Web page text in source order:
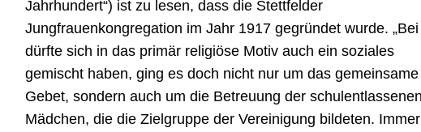
Jahrhundert“) ist zu lesen, dass die Stettfelder
Jungfrauenkongregation im Jahr 1917 gegründet wurde.
dürfte sich in das primär religiöse Motiv auch ein soziales
gemischt haben, ging es doch nicht nur um das gemeinsame
Gebet, sondern auch um die Betreuung der schulentlassenen
Mädchen, die die Zielgruppe der Vereinigung bildeten.